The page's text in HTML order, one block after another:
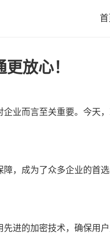
首
放心！
业而言至关重要。今天
，成为了众多企业的首
进的加密技术，确保用